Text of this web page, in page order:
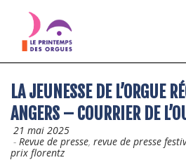
LA JEUNESSE DE L’ORGUE
ANGERS – COURRIER DE
21 mai 2025
- Revue de presse, revue de presse
prix florentz